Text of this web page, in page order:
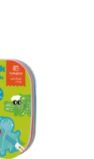
Sačuvaj
proizvod